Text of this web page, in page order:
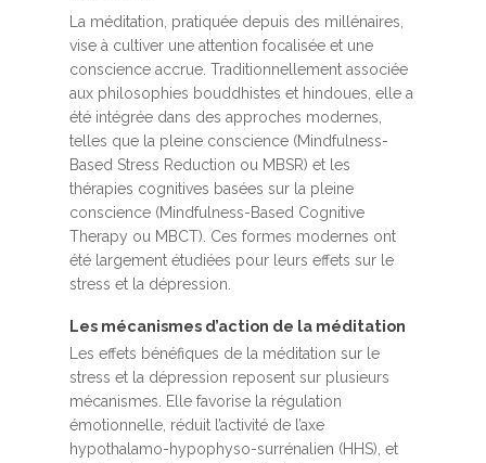
La méditation, pratiquée depuis des millénaires,
vise à cultiver une attention focalisée et une
conscience accrue. Traditionnellement associée
aux philosophies bouddhistes et hindoues, elle a
été intégrée dans des approches modernes,
telles que la pleine conscience (Mindfulness-
Based Stress Reduction ou MBSR) et les
thérapies cognitives basées sur la pleine
conscience (Mindfulness-Based Cognitive
Therapy ou MBCT). Ces formes modernes ont
été largement étudiées pour leurs effets sur le
stress et la dépression.
Les mécanismes d’action de la méditation
Les effets bénéfiques de la méditation sur le
stress et la dépression reposent sur plusieurs
mécanismes. Elle favorise la régulation
émotionnelle, réduit l’activité de l’axe
hypothalamo-hypophyso-surrénalien (HHS), et